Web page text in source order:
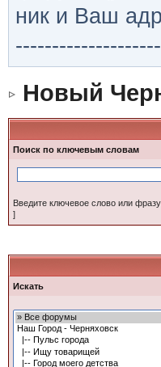
ник и Ваш
Новый
Поиск по ключевым словам
Введите ключевое слово или фразу
]
Искать